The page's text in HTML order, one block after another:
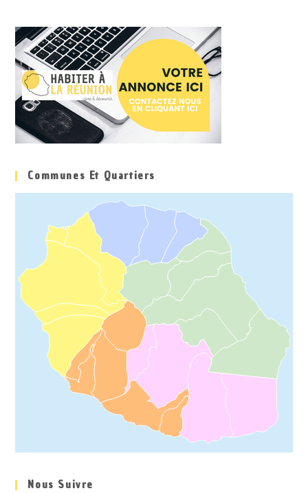
Communes Et Quartiers
Nous Suivre